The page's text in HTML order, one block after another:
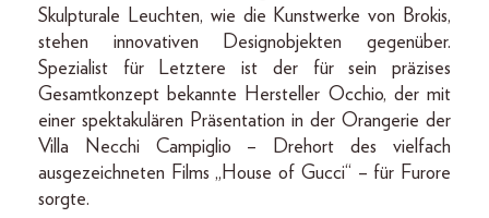
Skulpturale Leuchten, wie die Kunstwerke von Brokis,
stehen innovativen Designobjekten gegenüber.
Spezialist für Letztere ist der für sein präzises
Gesamtkonzept bekannte Hersteller Occhio, der mit
einer spektakulären Präsentation in der Orangerie der
Villa Necchi Campiglio – Drehort des vielfach
ausgezeichneten Films „House of Gucci“ – für Furore
sorgte.